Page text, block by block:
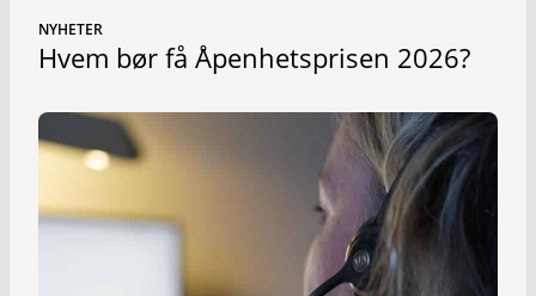
NYHETER
Hvem bør få Åpenhetsprisen 2026?